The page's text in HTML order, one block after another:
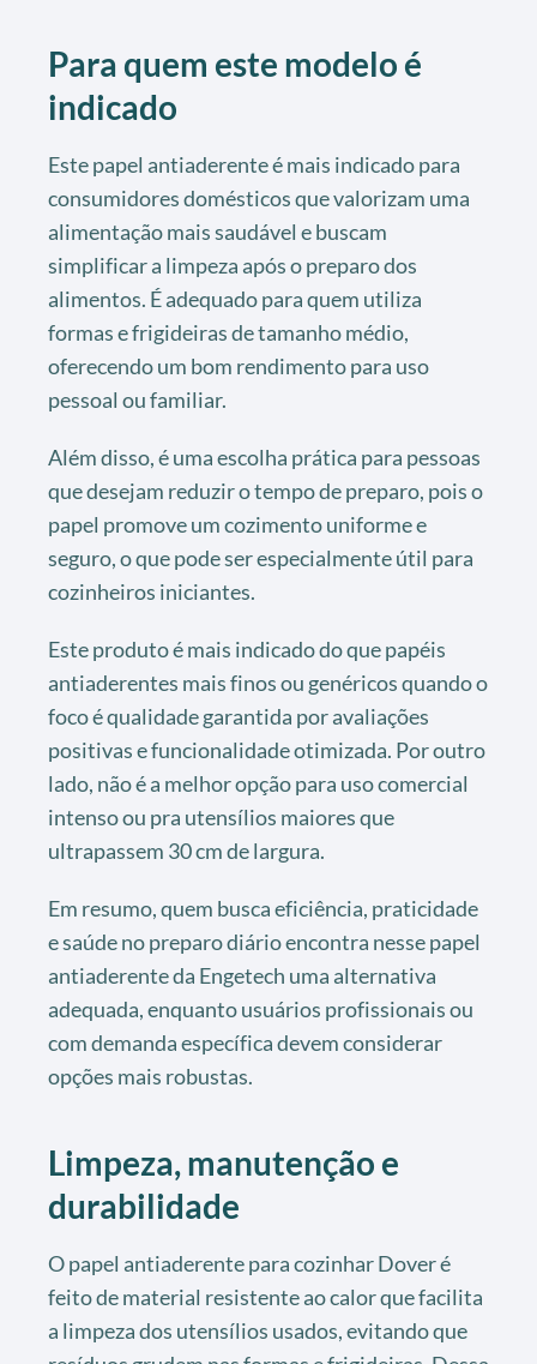
Para quem este modelo é
indicado
Este papel antiaderente é mais indicado para
consumidores domésticos que valorizam uma
alimentação mais saudável e buscam
simplificar a limpeza após o preparo dos
alimentos. É adequado para quem utiliza
formas e frigideiras de tamanho médio,
oferecendo um bom rendimento para uso
pessoal ou familiar.
Além disso, é uma escolha prática para pessoas
que desejam reduzir o tempo de preparo, pois o
papel promove um cozimento uniforme e
seguro, o que pode ser especialmente útil para
cozinheiros iniciantes.
Este produto é mais indicado do que papéis
antiaderentes mais finos ou genéricos quando o
foco é qualidade garantida por avaliações
positivas e funcionalidade otimizada. Por outro
lado, não é a melhor opção para uso comercial
intenso ou pra utensílios maiores que
ultrapassem 30 cm de largura.
Em resumo, quem busca eficiência, praticidade
e saúde no preparo diário encontra nesse papel
antiaderente da Engetech uma alternativa
adequada, enquanto usuários profissionais ou
com demanda específica devem considerar
opções mais robustas.
Limpeza, manutenção e
durabilidade
O papel antiaderente para cozinhar Dover é
feito de material resistente ao calor que facilita
a limpeza dos utensílios usados, evitando que